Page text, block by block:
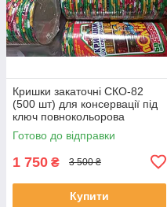
Кришки закаточні СКО-82
(500 шт) для консервації під
ключ повнокольорова
(фрукти/овочі) Полинка
Готово до відправки
1 750 ₴ 3 500 ₴
Купити